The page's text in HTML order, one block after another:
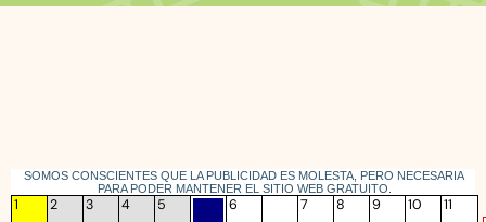
SOMOS CONSCIENTES QUE LA PUBLICIDAD ES MOLESTA, PERO NECESARIA
PARA PODER MANTENER EL SITIO WEB GRATUITO.
1 2 3 4 5 6 7 8 9 10 11